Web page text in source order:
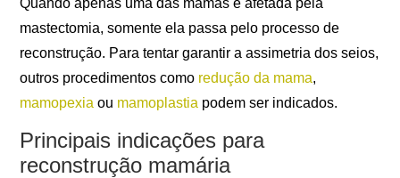
mastectomia, somente ela passa pelo processo de
reconstrução. Para tentar garantir a assimetria dos seios,
outros procedimentos como redução da mama,
mamopexia ou mamoplastia podem ser indicados.
Principais indicações para
reconstrução mamária